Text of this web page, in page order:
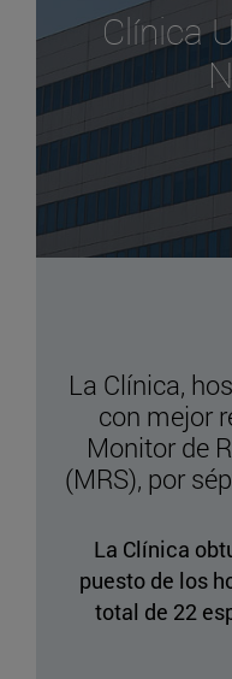
Clínica
La Clínica,
con mejor
Monitor de
(MRS), por
La Clínica
puesto de los
total de 22